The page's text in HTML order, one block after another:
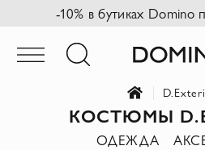
-10% в бутиках Domino
КОСТЮМЫ
ОДЕЖДА